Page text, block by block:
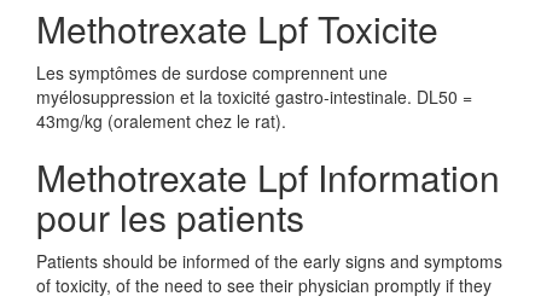
Methotrexate Lpf Toxicite
Les symptômes de surdose comprennent une
myélosuppression et la toxicité gastro-intestinale. DL50 =
43mg/kg (oralement chez le rat).
Methotrexate Lpf Information
pour les patients
Patients should be informed of the early signs and symptoms
of toxicity, of the need to see their physician promptly if they